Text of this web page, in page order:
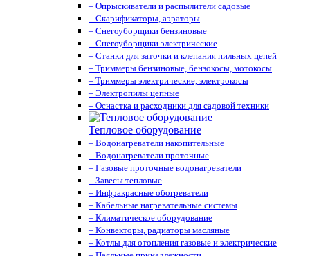
– Опрыскиватели и распылители садовые
– Скарификаторы, аэраторы
– Снегоуборщики бензиновые
– Снегоуборщики электрические
– Станки для заточки и клепания пильных цепей
– Триммеры бензиновые, бензокосы, мотокосы
– Триммеры электрические, электрокосы
– Электропилы цепные
– Оснастка и расходники для садовой техники
Тепловое оборудование
– Водонагреватели накопительные
– Водонагреватели проточные
– Газовые проточные водонагреватели
– Завесы тепловые
– Инфракрасные обогреватели
– Кабельные нагревательные системы
– Климатическое оборудование
– Конвекторы, радиаторы масляные
– Котлы для отопления газовые и электрические